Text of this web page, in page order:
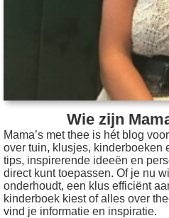
Wie zijn
Mama’s met thee is hét blog
over tuin, klusjes, kinderboeken
tips, inspirerende ideeën en
direct kunt toepassen. Of je nu
onderhoudt, een klus efficiënt
kinderboek kiest of alles over
vind je informatie en inspiratie.